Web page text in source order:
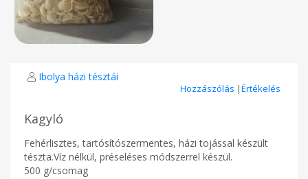
Ibolya házi tésztái
Hozzászólás |Értékelés
Kagyló
Fehérlisztes, tartósítószermentes, házi tojással készült
tészta.Víz nélkül, préseléses módszerrel készül.
500 g/csomag